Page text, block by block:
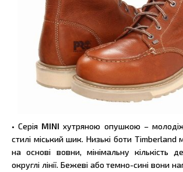
• Серія MINIхутряною опушкою –
стилі міський шик. Низькі боти
на основі вовни, мінімальну кількість
округлі лінії. Бежеві або темно-сині вони